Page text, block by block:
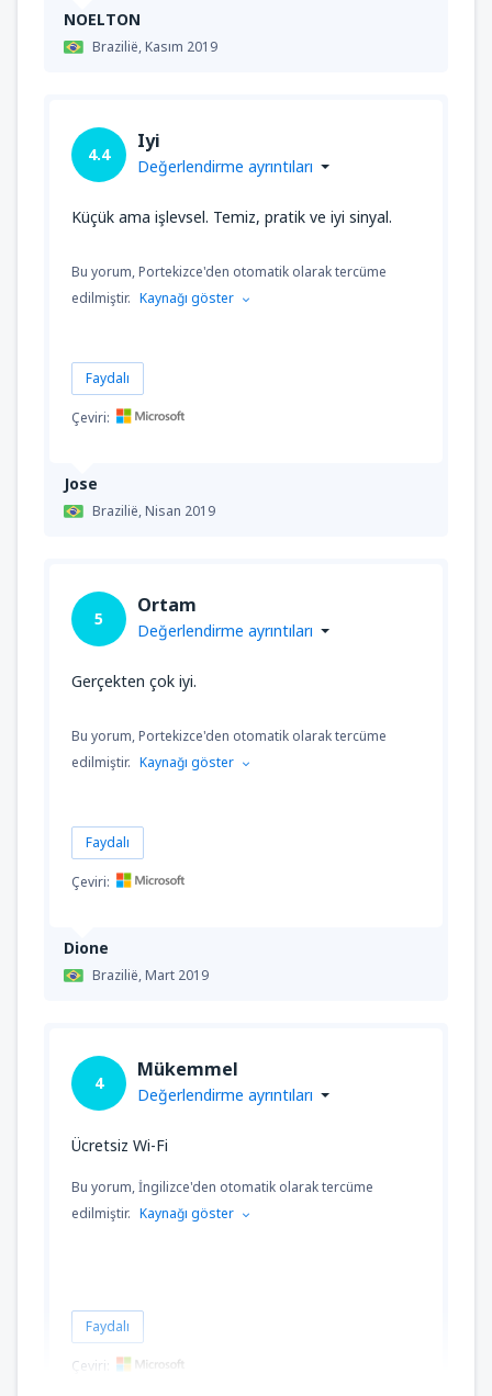
NOELTON
Brazilië,Kasım 2019
Jose
Brazilië,Nisan 2019
4.4
Iyi
Değerlendirme ayrıntıları
Küçük ama işlevsel. Temiz, pratik ve iyi sinyal.
Bu yorum, Portekizce'den otomatik olarak tercüme
edilmiştir. Kaynağı göster
Faydalı
Çeviri:
Dione
Brazilië,Mart 2019
5
Ortam
Değerlendirme ayrıntıları
Gerçekten çok iyi.
Bu yorum, Portekizce'den otomatik olarak tercüme
edilmiştir. Kaynağı göster
Faydalı
Çeviri:
4
Mükemmel
Değerlendirme ayrıntıları
Ücretsiz Wi-Fi
Bu yorum, İngilizce'den otomatik olarak tercüme
edilmiştir. Kaynağı göster
Faydalı
Çeviri: